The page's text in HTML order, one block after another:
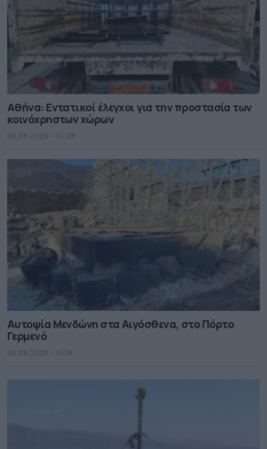
Αθήνα: Εντατικοί έλεγχοι για την προστασία των
κοινόχρηστων χώρων
06.08.2026 - 14.28
Αυτοψία Μενδώνη στα Αιγόσθενα, στο Πόρτο
Γερμενό
06.08.2026 - 14.18